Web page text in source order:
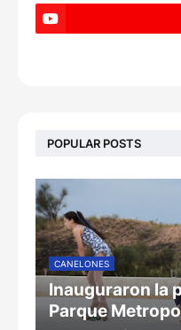
POPULAR POSTS
CANELONES
Inauguraron la
Parque